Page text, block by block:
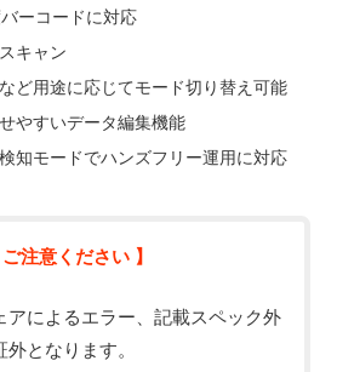
ーコードに対応
キャン
ど用途に応じてモード切り替え可能
やすいデータ編集機能
知モードでハンズフリー運用に対応
ご注意ください 】
アによるエラー、記載スペック外
となります。